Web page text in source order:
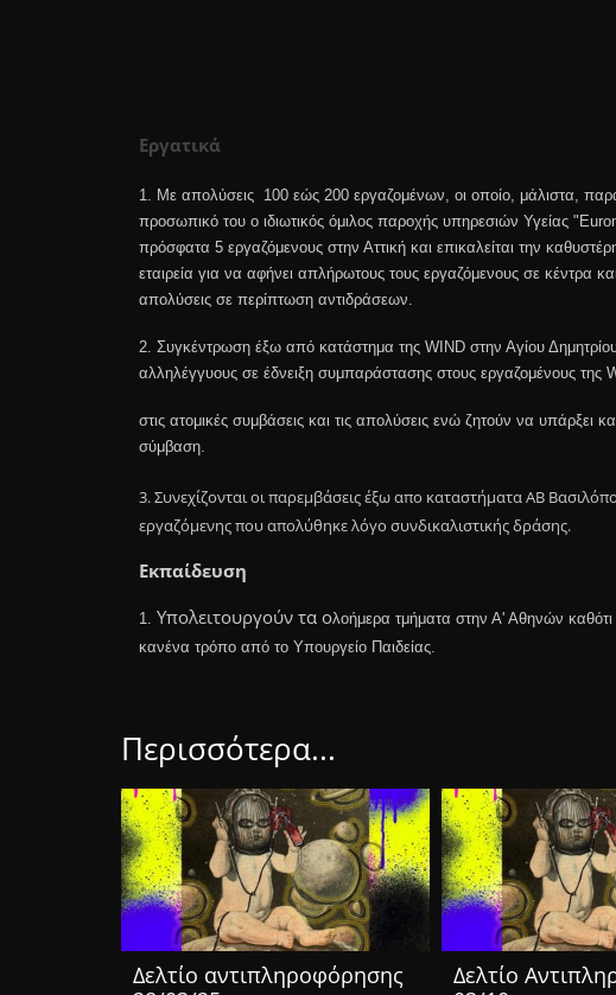
Εργατικά
1. Με απολύσεις 100 εώς 200 εργαζομένων, οι οποίο, μάλιστα,
προσωπικό του ο ιδιωτικός όμιλος παροχής υπηρεσιών Υγείας
πρόσφατα 5 εργαζόμενους στην Αττική και επικαλείται την
εταιρεία για να αφήνει απλήρωτους τους εργαζόμενους σε κέντρα
απολύσεις σε περίπτωση αντιδράσεων.
2. Συγκέντρωση έξω από κατάστημα της WIND στην Αγίου
αλληλέγγυους σε έδνειξη συμπαράστασης στους εργαζομένους της
στις ατομικές συμβάσεις και τις απολύσεις ενώ ζητούν να
σύμβαση.
3. Συνεχίζονται οι παρεμβάσειςέξω απο καταστήματα ΑΒ
εργαζόμενης που απολύθηκε λόγο συνδικαλιστικής δράσης.
Εκπαίδευση
1. Υπολειτουργούν τα ολοήμερα τμήματα στην Α' Αθηνών
κανένα τρόπο από το Υπουργείο Παιδείας.
Περισσότερα...
Δελτίο αντιπληροφόρησης
Δελτίο